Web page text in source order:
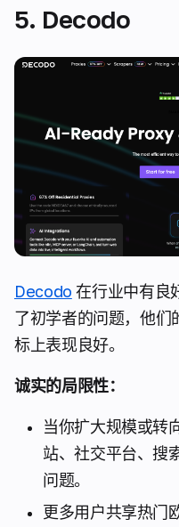
5. Decodo
Decodo 在行业中有良
了初学者的问题，他们
标上表现良好。
诚实的局限性：
当你扩大规模或转
站、社交平台、搜
问题。
更多用户共享热门